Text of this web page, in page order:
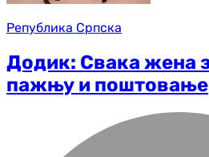
Република Српска
Додик: Свака жена
пажњу и поштовање